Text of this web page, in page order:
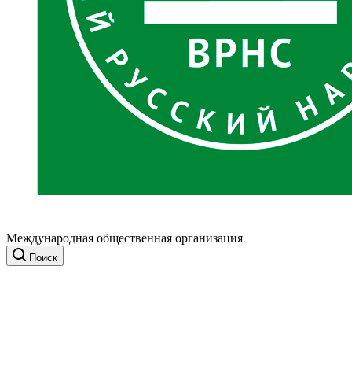
Международная общественная организация
Поиск